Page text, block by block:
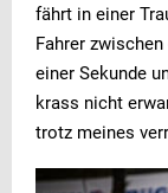
fährt in einer
Fahrer
einer Sekunde
krass nicht
trotz meines